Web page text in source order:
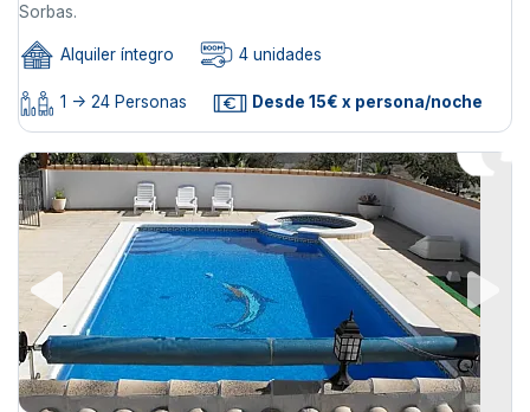
Sorbas.
Alquiler íntegro 4 unidades
1 -> 24 Personas Desde 15€ x persona/noche